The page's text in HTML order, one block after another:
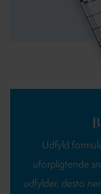
Udfyld
uforpligtende
udfylder, desto